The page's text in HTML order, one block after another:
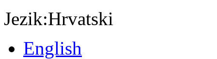
Jezik:Hrvatski
English